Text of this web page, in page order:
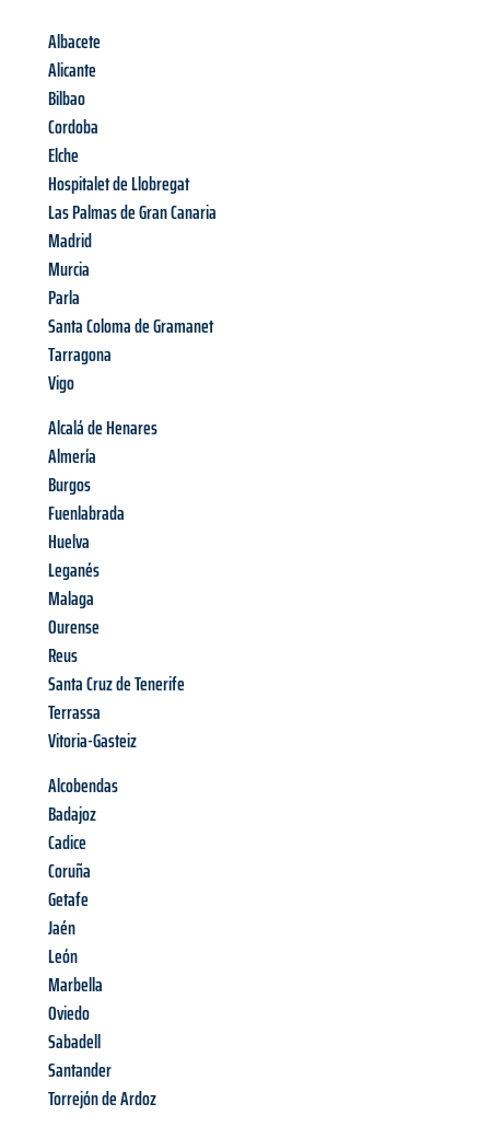
Albacete
Alicante
Bilbao
Cordoba
Elche
Hospitalet de Llobregat
Las Palmas de Gran Canaria
Madrid
Murcia
Parla
Santa Coloma de Gramanet
Tarragona
Vigo
Alcalá de Henares
Almería
Burgos
Fuenlabrada
Huelva
Leganés
Malaga
Ourense
Reus
Santa Cruz de Tenerife
Terrassa
Vitoria-Gasteiz
Alcobendas
Badajoz
Cadice
Coruña
Getafe
Jaén
León
Marbella
Oviedo
Sabadell
Santander
Torrejón de Ardoz